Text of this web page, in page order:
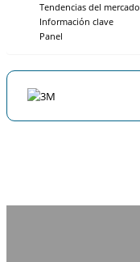
Tendencias del mercado
Información clave
Panel